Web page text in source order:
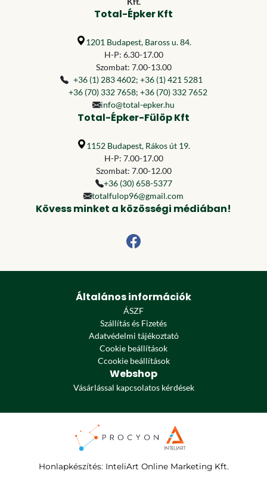
Total-Épker Kft
1201 Budapest, Baross u. 84.
H-P: 6.30-17.00
Szombat: 7.00-13.00
+36 (1) 283 4602; +36 (1) 421 5281
+36 (70) 332 7658; +36 (70) 332 7652
info@total-epker.hu
Total-Épker-Fülöp Kft
1152 Budapest, Rákos út 19.
H-P: 7.00-17.00
Szombat: 7.00-12.00
+36 (30) 658-5377
totalfulop96@gmail.com
Kövess minket a közösségi médiában!
Általános információk
ÁSZF
Szállítás és Fizetés
Adatvédelmi tájékoztató
Cookie beállítások
Ccookie beállítások
Webshop
Vásárlással kapcsolatos kérdések
Honlapkészítés: InteliArt Online Marketing Kft.